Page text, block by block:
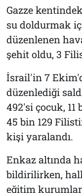
Gazze
su doldurmak
düzenlenen
şehit oldu, 3
İsrail'in 7
düzenlediği
492'si çocuk, 11
45 bin 129
kişi yaralandı.
Enkaz altında
bildirilirken,
eğitim